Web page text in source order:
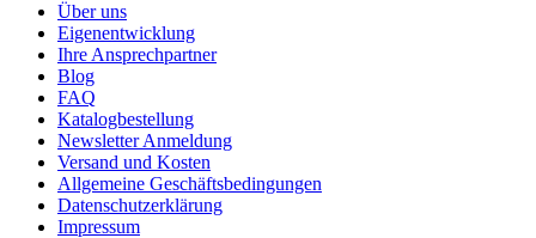
Über uns
Eigenentwicklung
Ihre Ansprechpartner
Blog
FAQ
Katalogbestellung
Newsletter Anmeldung
Versand und Kosten
Allgemeine Geschäftsbedingungen
Datenschutzerklärung
Impressum